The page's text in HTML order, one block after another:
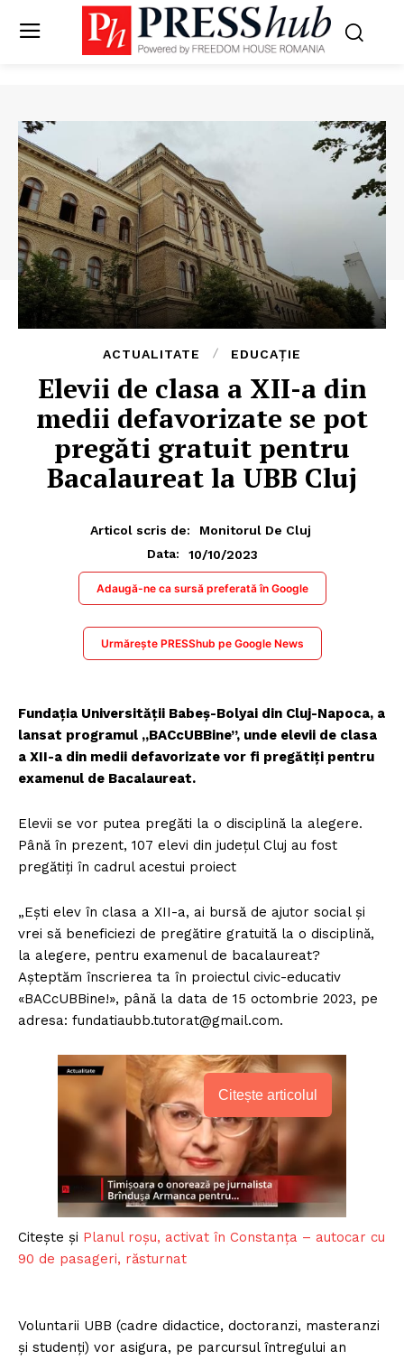
ACTUALITATE EDUCAȚIE
Elevii de clasa a XII-a din
medii defavorizate se pot
pregăti gratuit pentru
Bacalaureat la UBB Cluj
Articol scris de:
Monitorul De Cluj
Data:
10/10/2023
Adaugă-ne ca sursă preferată în Google
Urmărește PRESShub pe Google News
Fundația Universității Babeș-Bolyai din Cluj-Napoca, a
lansat programul „BACcUBBine”, unde elevii de clasa
a XII-a din medii defavorizate vor fi pregătiți pentru
examenul de Bacalaureat.
Elevii se vor putea pregăti la o disciplină la alegere.
Până în prezent, 107 elevi din județul Cluj au fost
pregătiți în cadrul acestui proiect
„Ești elev în clasa a XII-a, ai bursă de ajutor social și
vrei să beneficiezi de pregătire gratuită la o disciplină,
la alegere, pentru examenul de bacalaureat?
Așteptăm înscrierea ta în proiectul civic-educativ
«BACcUBBine!», până la data de 15 octombrie 2023, pe
adresa: fundatiaubb.tutorat@gmail.com.
Citește articolul
Citește și Planul roşu, activat în Constanţa – autocar cu
90 de pasageri, răsturnat
Voluntarii UBB (cadre didactice, doctoranzi, masteranzi
și studenți) vor asigura, pe parcursul întregului an